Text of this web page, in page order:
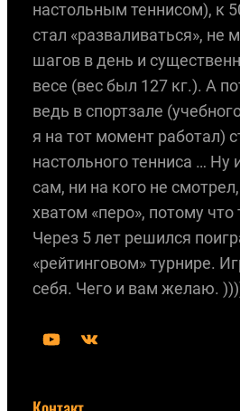
настольным теннисом), к
стал «разваливаться», не
шагов в день и
весе (вес был 127 кг.). А
ведь в спортзале
я на тот момент работал)
настольного тенниса … Ну
сам, ни на кого не
хватом «перо», потому
Через 5 лет решился
«рейтинговом» турнире.
себя. Чего и вам желаю.
Y
u
В
о